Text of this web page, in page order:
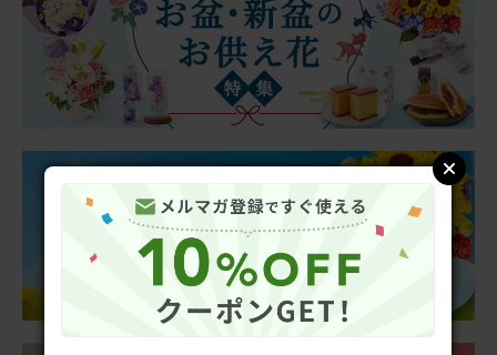
2026/06/21
ブルーミーユーザーさん
50代
用途：
父の日
父の日に
亡くなった義父に送りました。 義母はどら焼きを自分にと
思ったらしく、すぐに食べてしまったそうです… 美味しか
ったそうです。 お供えくださいね、とカードを添えたら良
かったかな？ お花は綺麗だととても喜んでもらえて良かっ
【お悔やみ・お供えの花】アレンジメント(ピンク、Mサイ